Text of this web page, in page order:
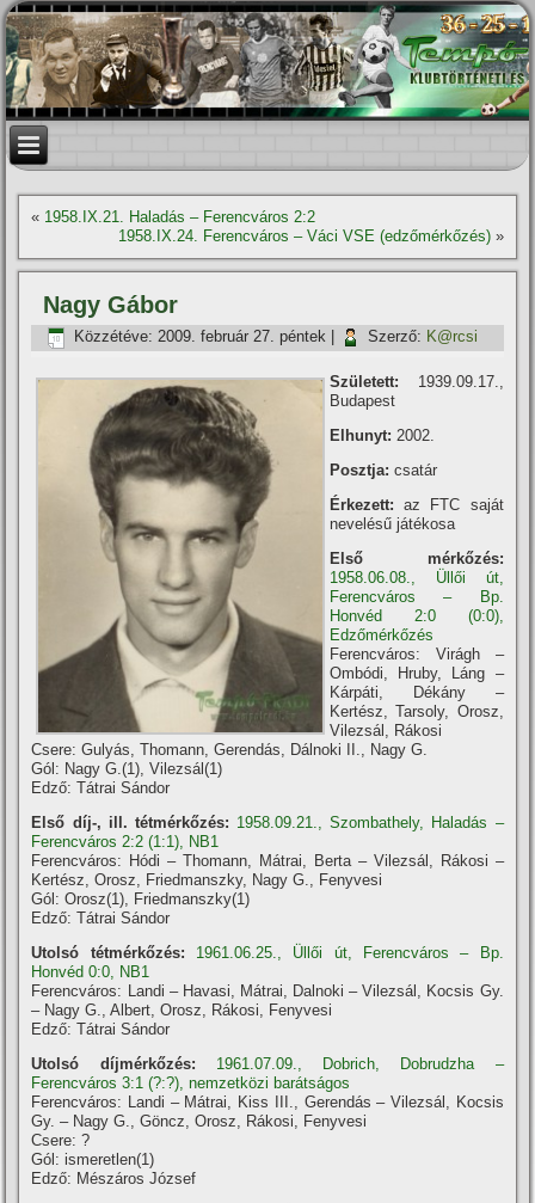
« 1958.IX.21. Haladás – Ferencváros 2:2
1958.IX.24. Ferencváros – Váci VSE (edzőmérkőzés)»
Nagy Gábor
Közzétéve: 2009. február 27. péntek Szerző: K@rcsi
Született: 1939.09.17.,
Budapest
Elhunyt: 2002.
Posztja: csatár
Érkezett: az FTC saját
nevelésű játékosa
Első mérkőzés:
1958.06.08., Üllői út,
Ferencváros – Bp.
Honvéd 2:0 (0:0),
Edzőmérkőzés
Ferencváros: Virágh –
Ombódi, Hruby, Láng –
Kárpáti, Dékány –
Kertész, Tarsoly, Orosz,
Vilezsál, Rákosi
Csere: Gulyás, Thomann, Gerendás, Dálnoki II., Nagy G.
Gól: Nagy G.(1), Vilezsál(1)
Edző: Tátrai Sándor
Első díj-, ill. tétmérkőzés: 1958.09.21., Szombathely, Haladás –
Ferencváros 2:2 (1:1), NB1
Ferencváros: Hódi – Thomann, Mátrai, Berta – Vilezsál, Rákosi –
Kertész, Orosz, Friedmanszky, Nagy G., Fenyvesi
Gól: Orosz(1), Friedmanszky(1)
Edző: Tátrai Sándor
Utolsó tétmérkőzés:
1961.06.25., Üllői út, Ferencváros – Bp.
Honvéd 0:0, NB1
Ferencváros: Landi – Havasi, Mátrai, Dalnoki – Vilezsál, Kocsis Gy.
– Nagy G., Albert, Orosz, Rákosi, Fenyvesi
Edző: Tátrai Sándor
Utolsó díjmérkőzés:
1961.07.09., Dobrich, Dobrudzha –
Ferencváros 3:1 (?:?), nemzetközi barátságos
Ferencváros: Landi – Mátrai, Kiss III., Gerendás – Vilezsál, Kocsis
Gy. – Nagy G., Göncz, Orosz, Rákosi, Fenyvesi
Csere: ?
Gól: ismeretlen(1)
Edző: Mészáros József